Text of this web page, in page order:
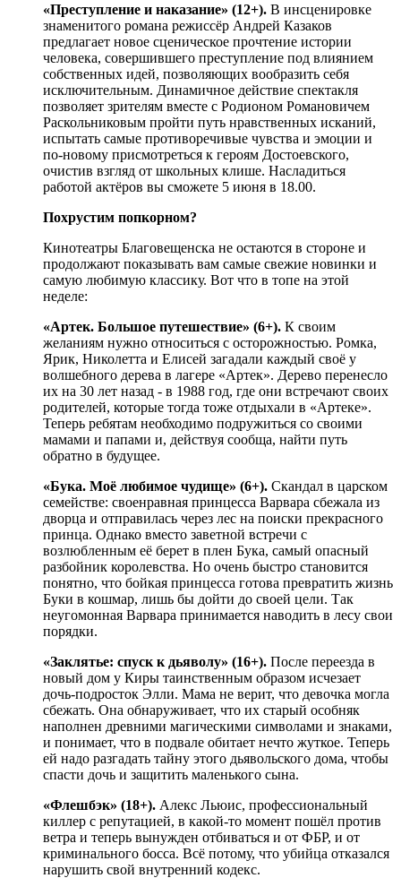
«Преступление и наказание» (12+). В инсценировке
знаменитого романа режиссёр Андрей Казаков
предлагает новое сценическое прочтение истории
человека, совершившего преступление под влиянием
собственных идей, позволяющих вообразить себя
исключительным. Динамичное действие спектакля
позволяет зрителям вместе с Родионом Романовичем
Раскольниковым пройти путь нравственных исканий,
испытать самые противоречивые чувства и эмоции и
по-новому присмотреться к героям Достоевского,
очистив взгляд от школьных клише. Насладиться
работой актёров вы сможете 5 июня в 18.00.
Похрустим попкорном?
Кинотеатры Благовещенска не остаются в стороне и
продолжают показывать вам самые свежие новинки и
самую любимую классику. Вот что в топе на этой
неделе:
«Артек. Большое путешествие» (6+). К своим
желаниям нужно относиться с осторожностью. Ромка,
Ярик, Николетта и Елисей загадали каждый своё у
волшебного дерева в лагере «Артек». Дерево перенесло
их на 30 лет назад - в 1988 год, где они встречают своих
родителей, которые тогда тоже отдыхали в «Артеке».
Теперь ребятам необходимо подружиться со своими
мамами и папами и, действуя сообща, найти путь
обратно в будущее.
«Бука. Моё любимое чудище» (6+). Скандал в царском
семействе: своенравная принцесса Варвара сбежала из
дворца и отправилась через лес на поиски прекрасного
принца. Однако вместо заветной встречи с
возлюбленным её берет в плен Бука, самый опасный
разбойник королевства. Но очень быстро становится
понятно, что бойкая принцесса готова превратить жизнь
Буки в кошмар, лишь бы дойти до своей цели. Так
неугомонная Варвара принимается наводить в лесу свои
порядки.
«Заклятье: спуск к дьяволу» (16+). После переезда в
новый дом у Киры таинственным образом исчезает
дочь-подросток Элли. Мама не верит, что девочка могла
сбежать. Она обнаруживает, что их старый особняк
наполнен древними магическими символами и знаками,
и понимает, что в подвале обитает нечто жуткое. Теперь
ей надо разгадать тайну этого дьявольского дома, чтобы
спасти дочь и защитить маленького сына.
«Флешбэк» (18+). Алекс Льюис, профессиональный
киллер с репутацией, в какой-то момент пошёл против
ветра и теперь вынужден отбиваться и от ФБР, и от
криминального босса. Всё потому, что убийца отказался
нарушить свой внутренний кодекс.